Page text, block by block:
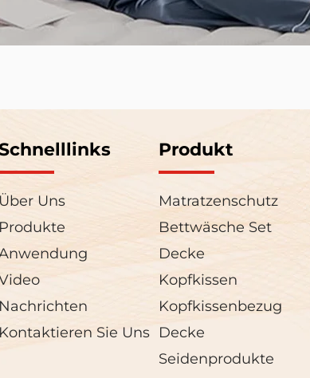
Über Uns
Produkte
Nachrichten
Kontaktieren Sie Uns
Produkt
Matratzenschutz
Bettwäsche Set
Decke
Kopfkissen
Kopfkissenbezug
Decke
Seidenprodukte